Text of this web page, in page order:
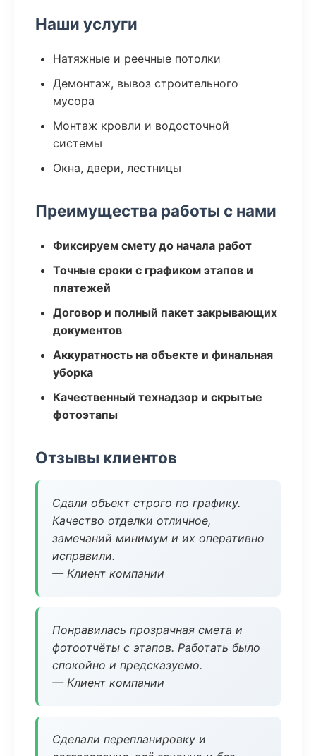
Наши услуги
Натяжные и реечные потолки
Демонтаж, вывоз строительного
мусора
Монтаж кровли и водосточной
системы
Окна, двери, лестницы
Преимущества работы с нами
Фиксируем смету до начала работ
Точные сроки с графиком этапов и
платежей
Договор и полный пакет закрывающих
документов
Аккуратность на объекте и финальная
уборка
Качественный технадзор и скрытые
фотоэтапы
Отзывы клиентов
Сдали объект строго по графику.
Качество отделки отличное,
замечаний минимум и их оперативно
исправили.
— Клиент компании
Понравилась прозрачная смета и
фотоотчёты с этапов. Работать было
спокойно и предсказуемо.
— Клиент компании
Сделали перепланировку и